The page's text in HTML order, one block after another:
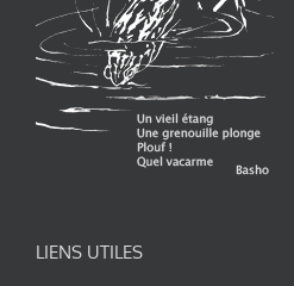
LIENS UTILES